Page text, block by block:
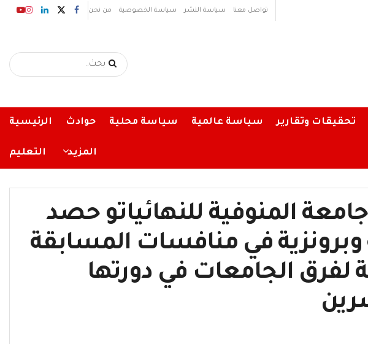
من نحن سياسة الخصوصية سياسة النشر تواصل معنا
الرئيسية حوادث سياسة محلية سياسة عالمية تحقيقات وتقارير
التعليم المزيد
من جامعة المنوفية للنهائياتو حصد
وبرونزية في منافسات المسابقة
لفرق الجامعات في دورتها